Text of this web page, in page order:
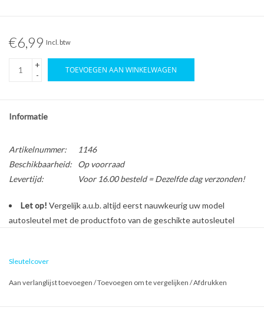
€6,99 Incl. btw
+
-
TOEVOEGEN AAN WINKELWAGEN
Informatie
Artikelnummer:
1146
Beschikbaarheid:
Op voorraad
Levertijd:
Voor 16.00 besteld = Dezelfde dag verzonden!
Let op! Vergelijk a.u.b. altijd eerst nauwkeurig uw model
autosleutel met de productfoto van de geschikte autosleutel
Sleutelcover
Aan verlanglijst toevoegen /Toevoegen om te vergelijken /Afdrukken